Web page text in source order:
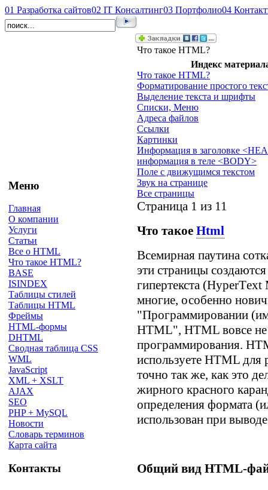
01 Разработка сайтов02 IT Консалтинг03 Портфолио04
Меню
Главная
О компании
Услуги
Статьи
Все о HTML
Что такое HTML?
BASE
ISINDEX
Таблицы стилей
Таблицы HTML
Фреймы
HTML-формы
DHTML
Сводная таблица CSS
WML
JavaScript
XML + XSLT
AJAX
SEO
PHP + MySQL
Новости
Словарь терминов
Карта сайта
Контакты
Что такое HTML?
Индекс
Что такое HTML?
Форматирование простого
Выделение текста и шрифты
Списки, Меню
Адреса файлов
Ссылки
Картинки
Информация в заголовке
информация в теле <BODY>
Поле с движущимся текстом
Звук на странице
Все страницы
Страница 1 из 11
Что такое Html
Всемирная паутина
эти страницы
гипертекста
многие, особенно
"Программировании
HTML", HTML вовсе не
программирования.
используете HTML для
точно так же, как это
жирного красного
определения формата
использован при
Общий вид HTML-